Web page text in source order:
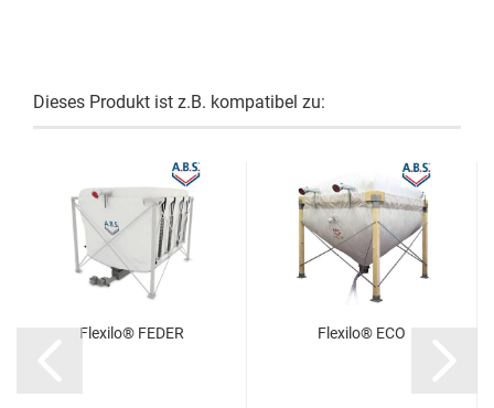
Dieses Produkt ist z.B. kompatibel zu:
Flexilo® FEDER Flexilo® ECO